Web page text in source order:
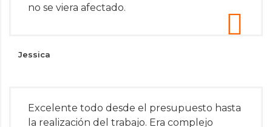
no se viera afectado.
Jessica
Excelente todo desde el presupuesto hasta
la realización del trabajo. Era complejo